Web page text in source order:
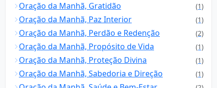
Oração da Manhã, Gratidão (1)
Oração da Manhã, Paz Interior (1)
Oração da Manhã, Perdão e Redenção (2)
Oração da Manhã, Propósito de Vida (1)
Oração da Manhã, Proteção Divina (1)
Oração da Manhã, Sabedoria e Direção (1)